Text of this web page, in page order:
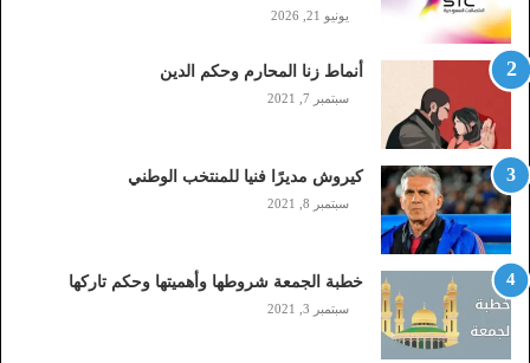
ل
(
s
,
م
و
ب
ا
ي
ل
ي
يونيو 21, 2026
أنماط زنا المحارم وحكم الدين
سبتمبر 7, 2021
كيروش مديرًا فنيا للمنتخب الوطني
سبتمبر 8, 2021
خطبة الجمعة شروطها وأهميتها وحكم تاركها
سبتمبر 3, 2021